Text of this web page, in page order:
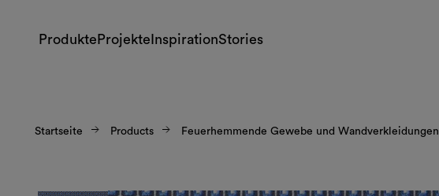
Produkte Projekte InspirationStories
Startseite Products Feuerhemmende Gewebe und Wandverkleidungen